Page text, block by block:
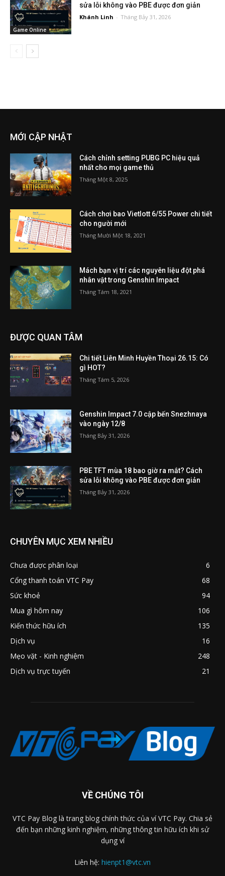
Game Online
sửa lỗi không vào PBE được đơn giản
Khánh Linh - Tháng Bảy 31, 2026
MỚI CẬP NHẬT
Cách chỉnh setting PUBG PC hiệu quả
nhất cho mọi game thủ
Tháng Một 8, 2025
Cách chơi bao Vietlott 6/55 Power chi tiết
cho người mới
Tháng Mười Một 18, 2021
Mách bạn vị trí các nguyên liệu đột phá
nhân vật trong Genshin Impact
Tháng Tám 18, 2021
ĐƯỢC QUAN TÂM
Chi tiết Liên Minh Huyền Thoại 26.15: Có
gì HOT?
Tháng Tám 5, 2026
Genshin Impact 7.0 cập bến Snezhnaya
vào ngày 12/8
Tháng Bảy 31, 2026
PBE TFT mùa 18 bao giờ ra mắt? Cách
sửa lỗi không vào PBE được đơn giản
Tháng Bảy 31, 2026
CHUYÊN MỤC XEM NHIỀU
Chưa được phân loại
6
Cổng thanh toán VTC Pay
68
Sức khoẻ
94
Mua gì hôm nay
106
Kiến thức hữu ích
135
Dịch vụ
16
Mẹo vặt - Kinh nghiệm
248
Dịch vụ trực tuyến
21
VỀ CHÚNG TÔI
VTC Pay Blog là trang blog chính thức của ví VTC Pay. Chia sẻ
đến bạn những kinh nghiệm, những thông tin hữu ích khi sử
dụng ví
Liên hệ: hienpt1@vtc.vn